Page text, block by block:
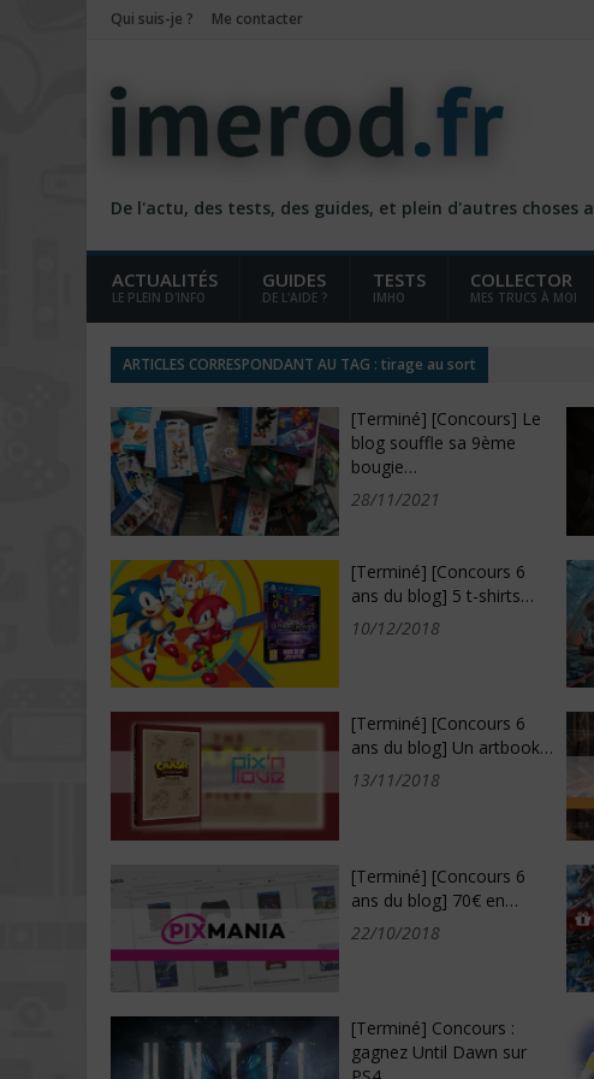
Qui suis-je ? Me contacter
De l'actu, des tests, des guides, et plein d'autres choses
ACTUALITÉS
LE PLEIN D'INFO
GUIDES
DE L'AIDE ?
TESTS
IMHO
COLLECTOR
MES TRUCS À MOI
ARTICLES CORRESPONDANT AU TAG : tirage au sort
[Terminé] [Concours] Le
blog souffle sa 9ème
bougie…
28/11/2021
[Terminé] [Concours 6
ans du blog] 5 t-shirts…
10/12/2018
[Terminé] [Concours 6
ans du blog] Un artbook…
13/11/2018
[Terminé] [Concours 6
ans du blog] 70€ en…
22/10/2018
[Terminé] Concours :
gagnez Until Dawn sur